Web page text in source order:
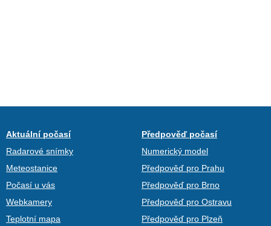
Aktuální počasí
Radarové snímky
Meteostanice
Počasí u vás
Webkamery
Teplotní mapa
Předpověď počasí
Numerický model
Předpověď pro Prahu
Předpověď pro Brno
Předpověď pro Ostravu
Předpověď pro Plzeň